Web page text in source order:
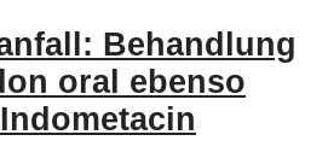
Behandlung
oral ebenso